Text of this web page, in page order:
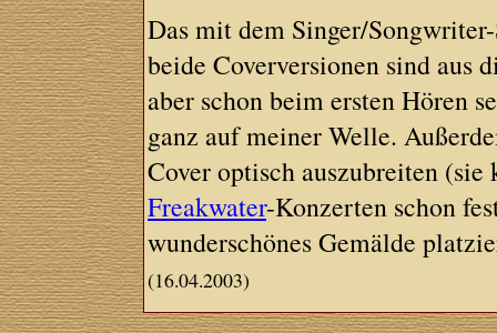
Das mit dem Singer/
beide Coverversionen sind aus
aber schon beim ersten Hören
ganz auf meiner Welle.
Cover optisch auszubreiten
Freakwater-Konzerten schon
wunderschönes Gemälde
(16.04.2003)